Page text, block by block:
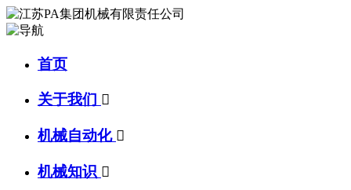
首页
关于我们 
机械自动化 
机械知识 